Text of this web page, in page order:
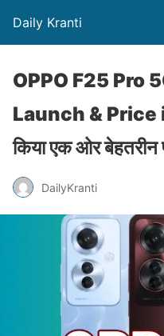
Daily Kranti
OPPO F25 Pro
Launch & Price
किया एक ओर बेहतरीन
DailyKranti